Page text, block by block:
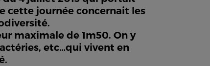
cette journée concernait les
maximale de 1m50. On y
etc…qui vivent en